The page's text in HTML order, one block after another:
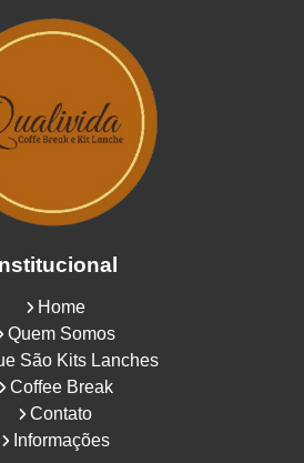
Home
Quem Somos
São Kits Lanches
Coffee Break
Contato
Informações